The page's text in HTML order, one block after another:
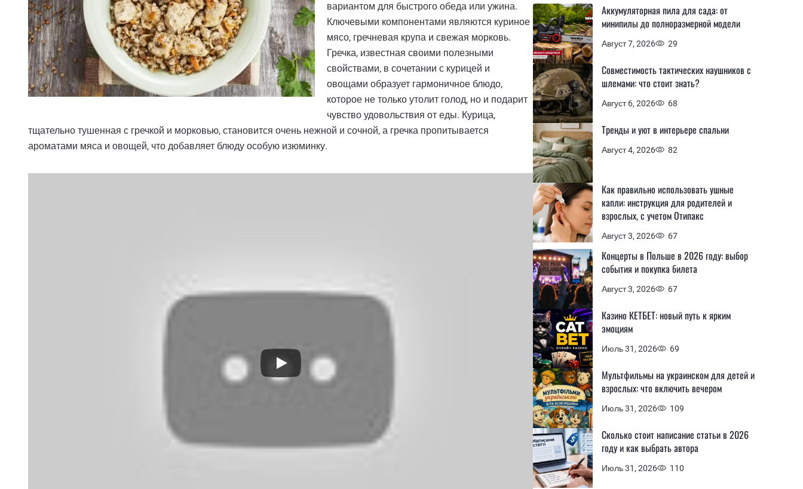
вариантом для быстрого обеда или ужина.
Ключевыми компонентами являются куриное
мясо, гречневая крупа и свежая морковь.
Гречка, известная своими полезными
свойствами, в сочетании с курицей и
овощами образует гармоничное блюдо,
которое не только утолит голод, но и подарит
чувство удовольствия от еды. Курица,
тщательно тушенная с гречкой и морковью, становится очень нежной и сочной, а гречка пропитывается
ароматами мяса и овощей, что добавляет блюду особую изюминку.
Август 7, 2026 29
Аккумуляторная пила для сада: от
минипилы до полноразмерной модели
Август 6, 2026 68
Совместимость тактических наушников с
шлемами: что стоит знать?
Август 4, 2026 82
Тренды и уют в интерьере спальни
Август 3, 2026 67
Как правильно использовать ушные
капли: инструкция для родителей и
взрослых, с учетом Отипакс
Август 3, 2026 67
Концерты в Польше в 2026 году: выбор
события и покупка билета
Июль 31, 2026 69
Казино КЕТБЕТ: новый путь к ярким
эмоциям
Июль 31, 2026 109
Мультфильмы на украинском для детей и
взрослых: что включить вечером
Июль 31, 2026 110
Сколько стоит написание статьи в 2026
году и как выбрать автора